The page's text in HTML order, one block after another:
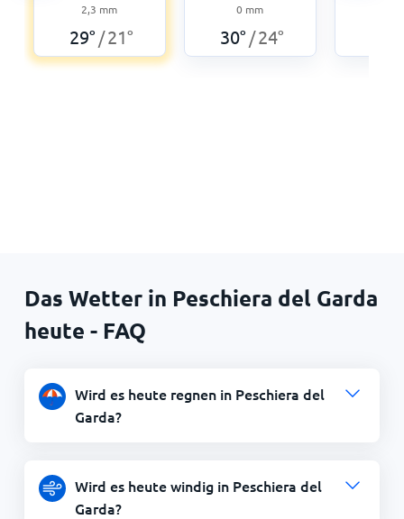
2,3 mm
29° /21°
0 mm
30° /24°
Das Wetter in Peschiera del Garda
heute - FAQ
Wird es heute regnen in Peschiera del
Garda?
Wird es heute windig in Peschiera del
Garda?